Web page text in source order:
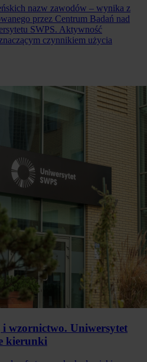
nazw zawodów – wynika z
przez Centrum Badań nad
SWPS. Aktywność
czynnikiem użycia
wzornictwo. Uniwersytet
kierunki